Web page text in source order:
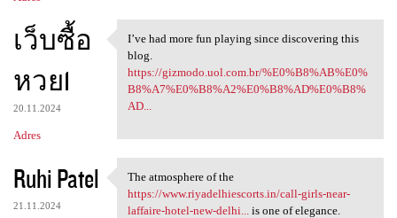
เว็บซื้อ
หวย1
20.11.2024
Adres
I’ve had more fun playing
I’ve had more fun playing since discovering this
blog.
https://gizmodo.uol.com.br/%E0%B8%AB%E0%
B8%A7%E0%B8%A2%E0%B8%AD%E0%B8%
AD...
Ruhi Patel
21.11.2024
The atmosphere of the https:
The atmosphere of the
https://www.riyadelhiescorts.in/call-girls-near-
laffaire-hotel-new-delhi...
is one of elegance.